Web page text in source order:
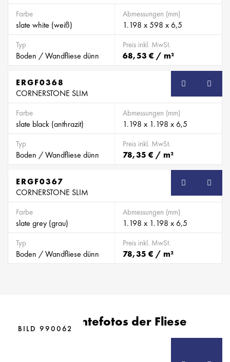
Farbe
slate white (weiß)
Abmessungen (mm)
1.198 x 598 x 6,5
Typ
Boden / Wandfliese dünn
Preis inkl. MwSt.
68,53 € / m²
SB
ERGF0368
CORNERSTONE SLIM
Farbe
slate black (anthrazit)
Abmessungen (mm)
1.198 x 1.198 x 6,5
Typ
Boden / Wandfliese dünn
Preis inkl. MwSt.
78,35 € / m²
SB
ERGF0367
CORNERSTONE SLIM
Farbe
slate grey (grau)
Abmessungen (mm)
1.198 x 1.198 x 6,5
Typ
Boden / Wandfliese dünn
Preis inkl. MwSt.
78,35 € / m²
Ambientefotos der Fliese
BILD 894123
BILD 990062